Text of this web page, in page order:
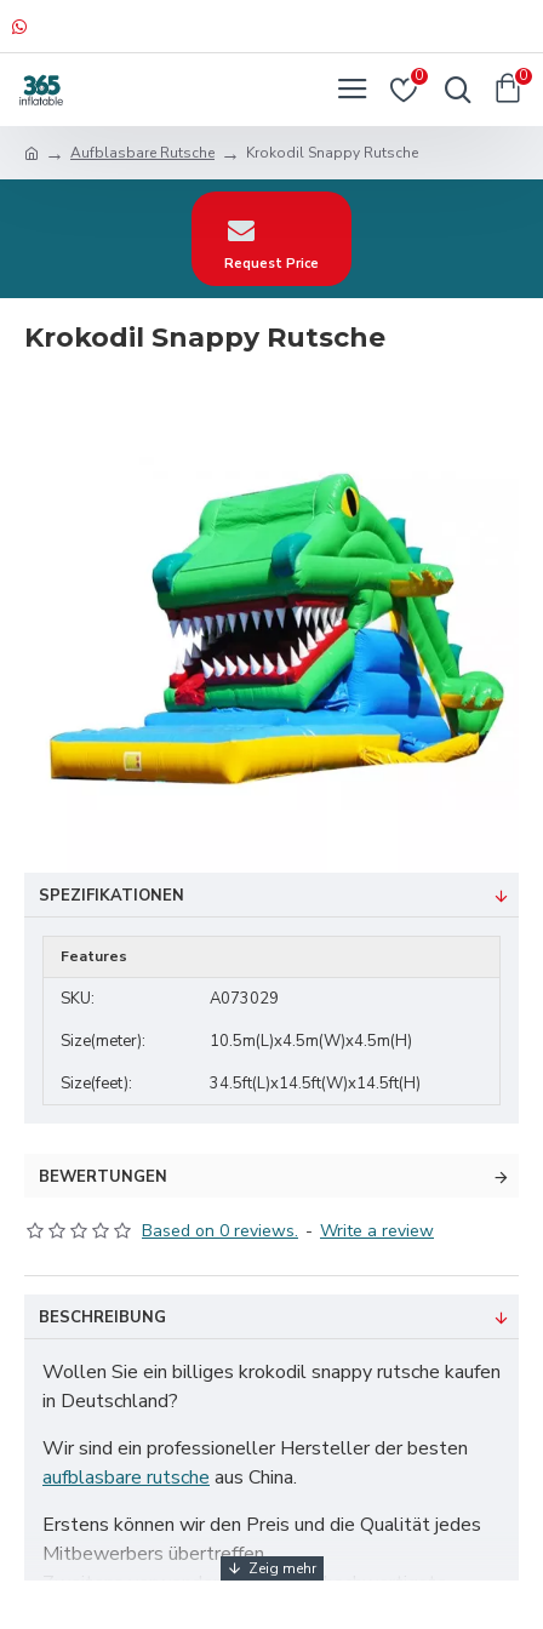
0 0
Aufblasbare Rutsche Krokodil Snappy Rutsche
Request Price
Krokodil Snappy Rutsche
SPEZIFIKATIONEN
Features
SKU:
A073029
Size(meter):
10.5m(L)x4.5m(W)x4.5m(H)
Size(feet):
34.5ft(L)x14.5ft(W)x14.5ft(H)
BEWERTUNGEN
Based on 0 reviews. - Write a review
BESCHREIBUNG
Wollen Sie ein billiges krokodil snappy rutsche kaufen
in Deutschland?
Wir sind ein professioneller Hersteller der besten
aufblasbare rutsche aus China.
Erstens können wir den Preis und die Qualität jedes
Mitbewerbers übertreffen.
Zweitens verwenden wir nur das hochwertigste